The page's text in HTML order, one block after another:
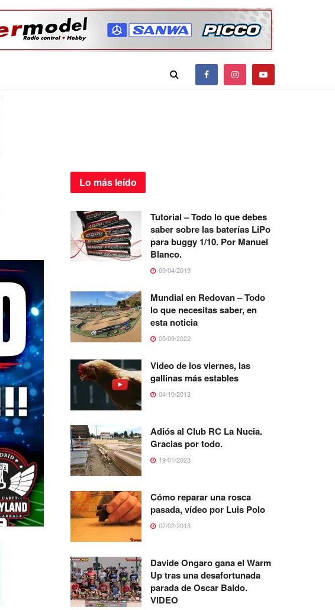
Lo más leído
Tutorial – Todo lo que debes
saber sobre las baterías LiPo
para buggy 1/10. Por Manuel
Blanco.
09/04/2019
Mundial en Redovan – Todo
lo que necesitas saber, en
esta noticia
05/09/2022
Video de los viernes, las
gallinas más estables
04/10/2013
Adiós al Club RC La Nucia.
Gracias por todo.
19/01/2023
Cómo reparar una rosca
pasada, vídeo por Luis Polo
07/02/2013
Davide Ongaro gana el Warm
Up tras una desafortunada
parada de Oscar Baldo.
VIDEO